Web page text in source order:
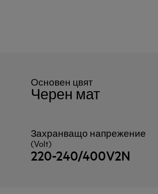
Основен цвят
Черен мат
Захранващо напрежение
(Volt)
220-240/400V2N